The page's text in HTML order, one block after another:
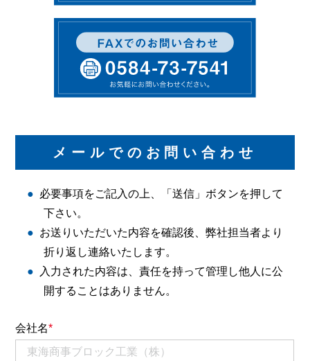
メールでのお問い合わせ
必要事項をご記入の上、「送信」ボタンを押して
下さい。
お送りいただいた内容を確認後、弊社担当者より
折り返し連絡いたします。
入力された内容は、責任を持って管理し他人に公
開することはありません。
会社名